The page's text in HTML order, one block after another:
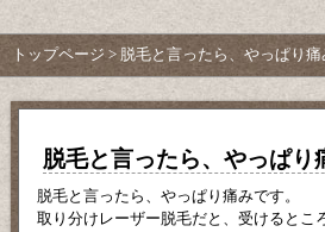
トップページ > 脱毛と言ったら、やっぱり痛
脱毛と言ったら、やっぱり
脱毛と言ったら、やっぱり痛みです。
取り分けレーザー脱毛だと、受けるとこ